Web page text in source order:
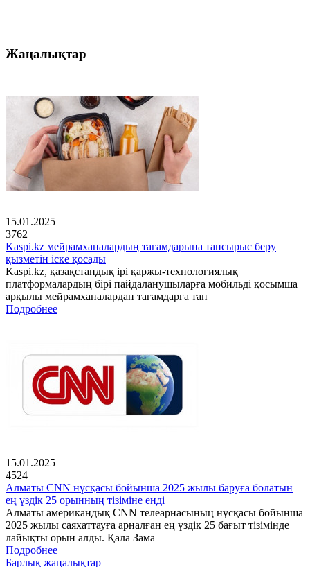
Жаңалықтар
15.01.2025
3762
Kaspi.kz мейрамханалардың тағамдарына тапсырыс беру
қызметін іске қосады
Kaspi.kz, қазақстандық ірі қаржы-технологиялық
платформалардың бірі пайдаланушыларға мобильді қосымша
арқылы мейрамханалардан тағамдарға тап
Подробнее
15.01.2025
4524
Алматы CNN нұсқасы бойынша 2025 жылы баруға болатын
ең үздік 25 орынның тізіміне енді
Алматы американдық CNN телеарнасының нұсқасы бойынша
2025 жылы саяхаттауға арналған ең үздік 25 бағыт тізімінде
лайықты орын алды. Қала Зама
Подробнее
Барлық жаңалықтар